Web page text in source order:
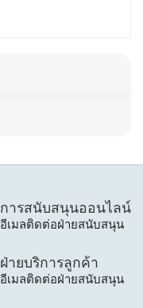
การสนับสนุนออนไลน์
อีเมลติดต่อฝ่ายสนับสนุน
ฝ่ายบริการลูกค้า
อีเมลติดต่อฝ่ายสนับสนุน